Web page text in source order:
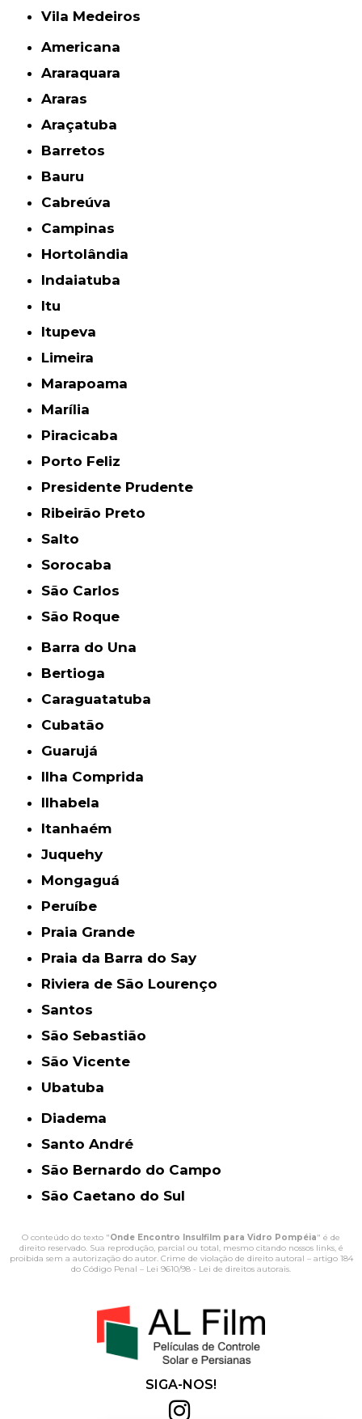
Vila Medeiros
Americana
Araraquara
Araras
Araçatuba
Barretos
Bauru
Cabreúva
Campinas
Hortolândia
Indaiatuba
Itu
Itupeva
Limeira
Marapoama
Marília
Piracicaba
Porto Feliz
Presidente Prudente
Ribeirão Preto
Salto
Sorocaba
São Carlos
São Roque
Barra do Una
Bertioga
Caraguatatuba
Cubatão
Guarujá
Ilha Comprida
Ilhabela
Itanhaém
Juquehy
Mongaguá
Peruíbe
Praia Grande
Praia da Barra do Say
Riviera de São Lourenço
Santos
São Sebastião
São Vicente
Ubatuba
Diadema
Santo André
São Bernardo do Campo
São Caetano do Sul
O conteúdo do texto "Onde Encontro Insulfilm para Vidro Pompéia" é de
direito reservado. Sua reprodução, parcial ou total, mesmo citando nossos links, é
proibida sem a autorização do autor. Crime de violação de direito autoral – artigo 184
do Código Penal – Lei 9610/98 - Lei de direitos autorais.
SIGA-NOS!